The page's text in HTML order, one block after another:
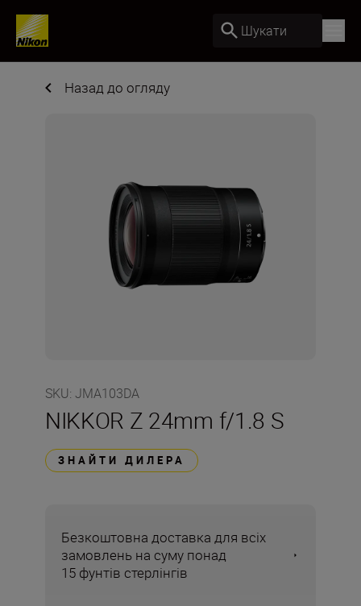
Шукати
Назад до огляду
SKU: JMA103DA
NIKKOR Z 24mm f/1.8 S
ЗНАЙТИ ДИЛЕРА
Безкоштовна доставка для всіх
замовлень на суму понад
15 фунтів стерлінгів